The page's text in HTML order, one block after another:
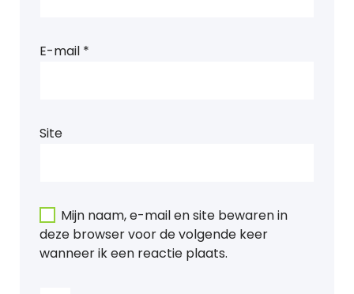
E-mail *
Site
Mijn naam, e-mail en site bewaren in
deze browser voor de volgende keer
wanneer ik een reactie plaats.